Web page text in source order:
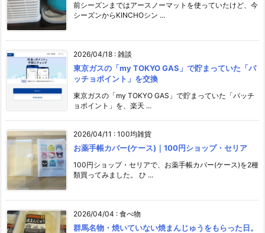
前シーズンまではアースノーマットを使っていたけど、今
シーズンからKINCHOシン ...
2026/04/18 : 雑談
東京ガスの「my TOKYO GAS」で貯まっていた「パ
ッチョポイント」を交換
東京ガスの「my TOKYO GAS」で貯まっていた「パッチ
ョポイント」を、楽天 ...
2026/04/11 : 100均雑貨
お薬手帳カバー(ケース)｜100円ショップ・セリア
100円ショップ・セリアで、お薬手帳カバー(ケース)を2種
類買ってみました。 ひ ...
2026/04/04 : 食べ物
群馬名物・焼いていない焼まんじゅうをもらった日。